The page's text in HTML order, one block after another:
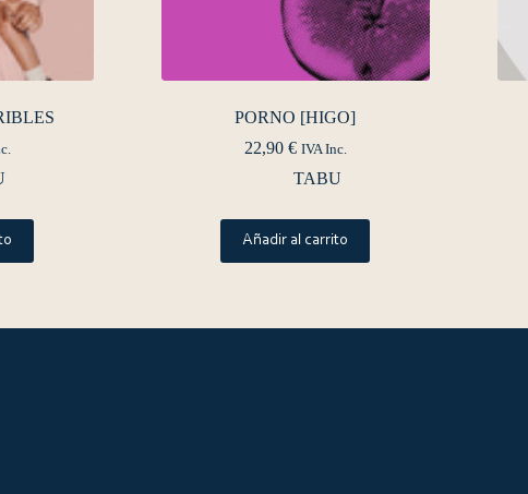
PORNO [HIGO]
22,90 € IVA Inc.
TABU
Añadir al carrito